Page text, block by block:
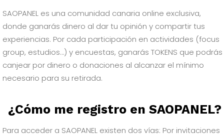
SAOPANEL es una comunidad canaria online exclusiva,
donde ganarás dinero al dar tu opinión y compartir tus
experiencias. Por cada participación en actividades (focus
group, estudios…) y encuestas, ganarás TOKENS que podrás
canjear por dinero o donaciones al alcanzar el mínimo
necesario para su retirada.
¿Cómo me registro en SAOPANEL?
Para acceder a SAOPANEL existen dos vías: Por invitaciones